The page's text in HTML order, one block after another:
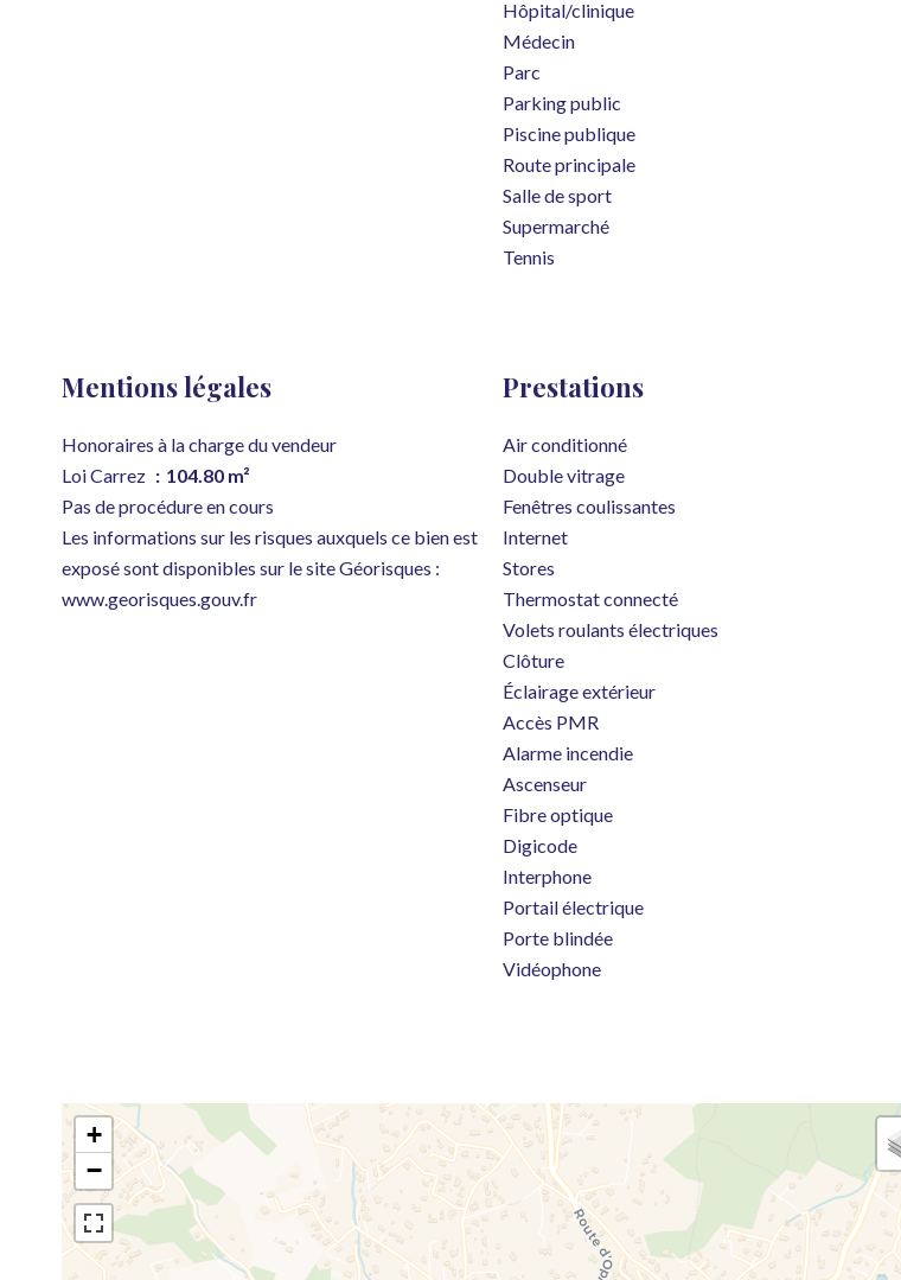
Hôpital/clinique
Médecin
Parc
Parking public
Piscine publique
Route principale
Salle de sport
Supermarché
Tennis
Mentions légales
Honoraires à la charge du vendeur
Loi Carrez
104.80 m²
Pas de procédure en cours
Les informations sur les risques auxquels ce bien est
exposé sont disponibles sur le site Géorisques :
www.georisques.gouv.fr
Prestations
Air conditionné
Double vitrage
Fenêtres coulissantes
Internet
Stores
Thermostat connecté
Volets roulants électriques
Clôture
Éclairage extérieur
Accès PMR
Alarme incendie
Ascenseur
Fibre optique
Digicode
Interphone
Portail électrique
Porte blindée
Vidéophone
+
−